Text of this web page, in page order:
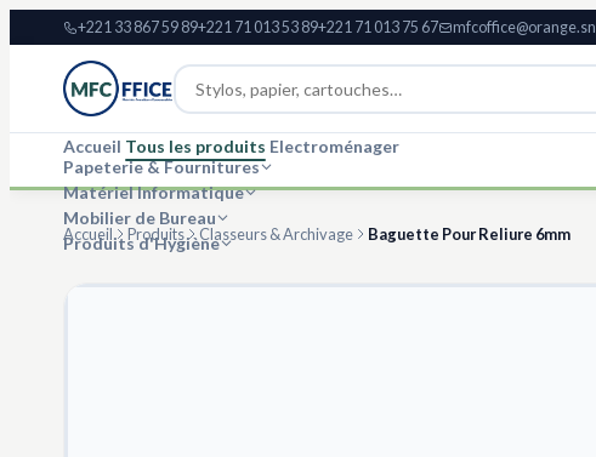
+221 33 867 59 89+221 71 013 53 89+221 71 013 75 67 mfcoffice@orange.sn
Accueil Tous les produits Electroménager
Papeterie & Fournitures
Matériel Informatique
Mobilier de Bureau
Produits d'Hygiène
Accueil Produits Classeurs & Archivage Baguette Pour Reliure 6mm